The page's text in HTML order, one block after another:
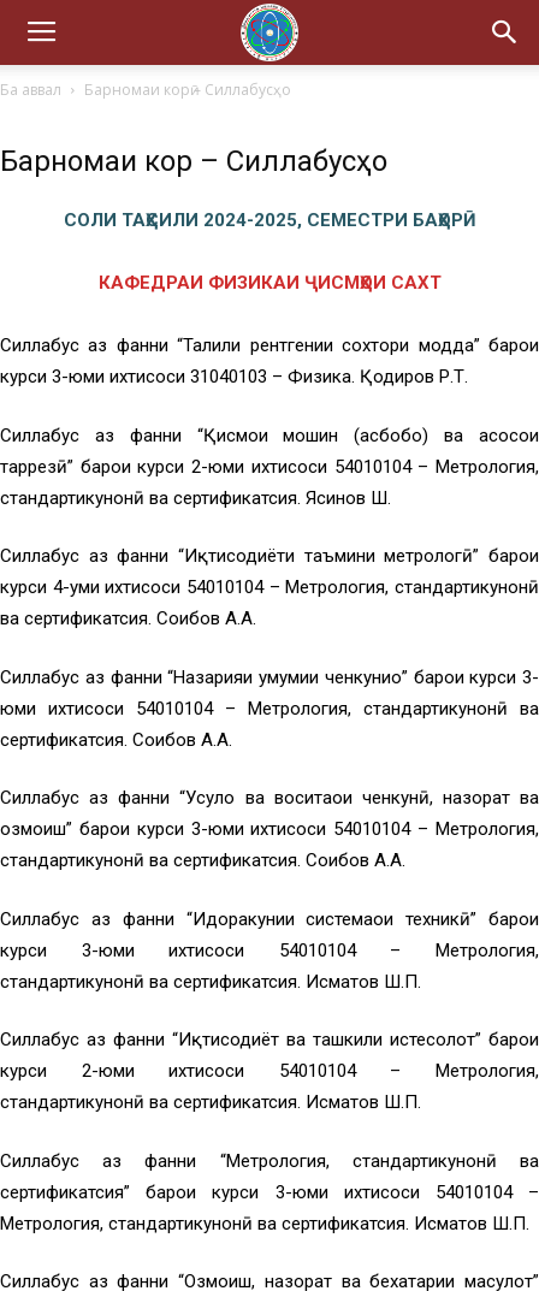
Ба аввал Барномаи корӣ – Силлабусҳо
Барномаи корӣ – Силлабусҳо
СОЛИ ТАҲСИЛИ 2024-2025, СЕМЕСТРИ БАҲОРӢ
КАФЕДРАИ ФИЗИКАИ ҶИСМҲОИ САХТ
Силлабус аз фанни “Таҳлили рентгении сохтори модда” барои
курси 3-юми ихтисоси 31040103 – Физика. Қодиров Р.Т.
Силлабус аз фанни “Қисмҳои мошин (асбобҳо) ва асосҳои
тарҳрезӣ” барои курси 2-юми ихтисоси 54010104 – Метрология,
стандартикунонӣ ва сертификатсия. Ясинов Ш.
Силлабус аз фанни “Иқтисодиёти таъмини метрологӣ” барои
курси 4-уми ихтисоси 54010104 – Метрология, стандартикунонӣ
ва сертификатсия. Соибов А.А.
Силлабус аз фанни “Назарияи умумии ченкуниҳо” барои курси 3-
юми ихтисоси 54010104 – Метрология, стандартикунонӣ ва
сертификатсия. Соибов А.А.
Силлабус аз фанни “Усулҳо ва воситаҳои ченкунӣ, назорат ва
озмоиш” барои курси 3-юми ихтисоси 54010104 – Метрология,
стандартикунонӣ ва сертификатсия. Соибов А.А.
Силлабус аз фанни “Идоракунии системаҳои техникӣ” барои
курси 3-юми ихтисоси 54010104 – Метрология,
стандартикунонӣ ва сертификатсия. Исматов Ш.П.
Силлабус аз фанни “Иқтисодиёт ва ташкили истеҳсолот” барои
курси 2-юми ихтисоси 54010104 – Метрология,
стандартикунонӣ ва сертификатсия. Исматов Ш.П.
Силлабус аз фанни “Метрология, стандартикунонӣ ва
сертификатсия” барои курси 3-юми ихтисоси 54010104 –
Метрология, стандартикунонӣ ва сертификатсия. Исматов Ш.П.
Силлабус аз фанни “Озмоиш, назорат ва бехатарии маҳсулот”